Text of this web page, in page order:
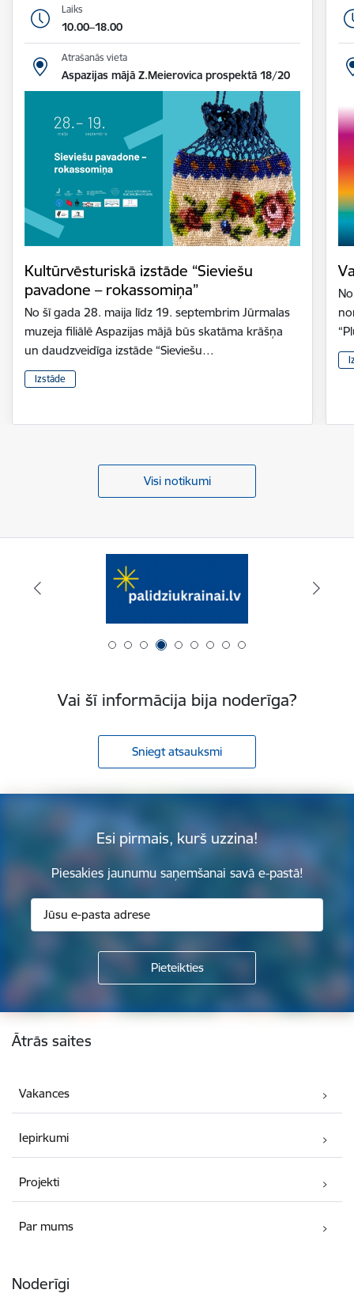
Laiks
10.00–18.00
Atrašanās vieta
Aspazijas mājā Z.Meierovica prospektā 18/20
Kultūrvēsturiskā izstāde “Sieviešu
pavadone – rokassomiņa”
No šī gada 28. maija līdz 19. septembrim Jūrmalas
muzeja filiālē Aspazijas mājā būs skatāma krāšņa
un daudzveidīga izstāde “Sieviešu…
Izstāde
Visi notikumi
Vai šī informācija bija noderīga?
Sniegt atsauksmi
Esi pirmais, kurš uzzina!
Piesakies jaunumu saņemšanai savā e-pastā!
Kājene
Ātrās saites
Vakances
Iepirkumi
Projekti
Par mums
Noderīgi